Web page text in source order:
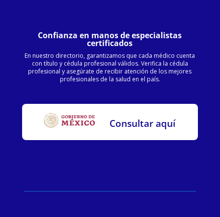
Confianza en manos de especialistas
certificados
En nuestro directorio, garantizamos que cada médico cuenta
con título y cédula profesional válidos. Verifica la cédula
profesional y asegúrate de recibir atención de los mejores
profesionales de la salud en el país.
Consultar aquí